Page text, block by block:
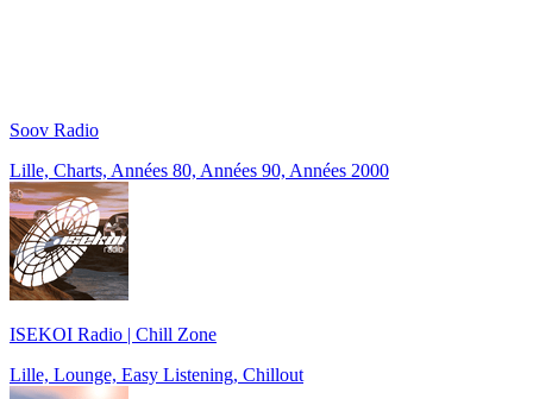
Soov Radio
Lille, Charts, Années 80, Années 90, Années 2000
ISEKOI Radio | Chill Zone
Lille, Lounge, Easy Listening, Chillout